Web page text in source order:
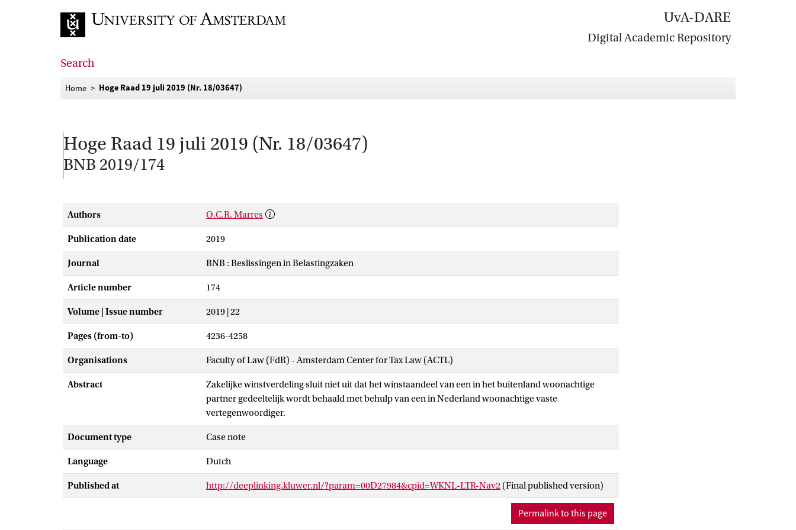
UvA-DARE
Digital Academic Repository
Search
Home Hoge Raad 19 juli 2019 (Nr. 18/03647)
Hoge Raad 19 juli 2019 (Nr. 18/03647)
BNB 2019/174
Authors O.C.R. Marres
Publication date 2019
Journal BNB : Beslissingen in Belastingzaken
Article number 174
Volume | Issue number 2019 | 22
Pages (from-to) 4236-4258
Organisations Faculty of Law (FdR) - Amsterdam Center for Tax Law (ACTL)
Abstract
Zakelijke winstverdeling sluit niet uit dat het winstaandeel van een in het buitenland woonachtige
partner gedeeltelijk wordt behaald met behulp van een in Nederland woonachtige vaste
vertegenwoordiger.
Document type Case note
Language Dutch
Published at http://deeplinking.kluwer.nl/?param=00D27984&cpid=WKNL-LTR-Nav2 (Final published version)
Permalink to this page